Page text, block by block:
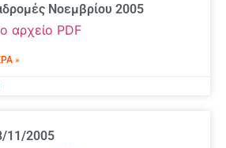
Νοεμβρίου 2005
αρχείο PDF
»
11/2005